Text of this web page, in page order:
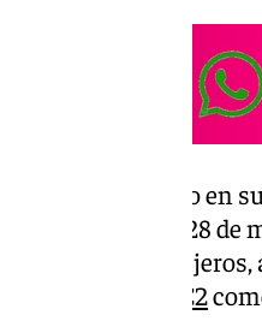
a un acuerdo, solo
17, 19, 24,26 y 28
trenes de
Cercanías C1 y C2